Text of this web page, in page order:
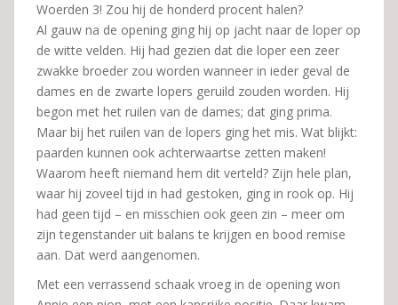
Woerden 3! Zou hij de honderd procent halen?
Al gauw na de opening ging hij op jacht naar de loper op
de witte velden. Hij had gezien dat die loper een zeer
zwakke broeder zou worden wanneer in ieder geval de
dames en de zwarte lopers geruild zouden worden. Hij
begon met het ruilen van de dames; dat ging prima.
Maar bij het ruilen van de lopers ging het mis. Wat blijkt:
paarden kunnen ook achterwaartse zetten maken!
Waarom heeft niemand hem dit verteld? Zijn hele plan,
waar hij zoveel tijd in had gestoken, ging in rook op. Hij
had geen tijd – en misschien ook geen zin – meer om
zijn tegenstander uit balans te krijgen en bood remise
aan. Dat werd aangenomen.
Met een verrassend schaak vroeg in de opening won